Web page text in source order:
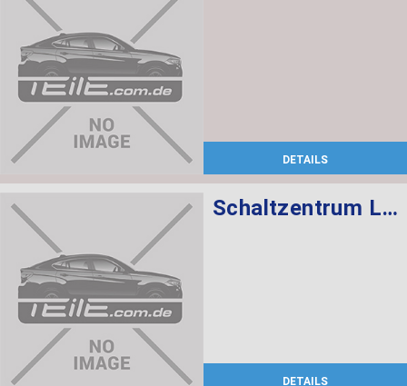
DETAILS
Schaltzentrum Lenksäule
DETAILS